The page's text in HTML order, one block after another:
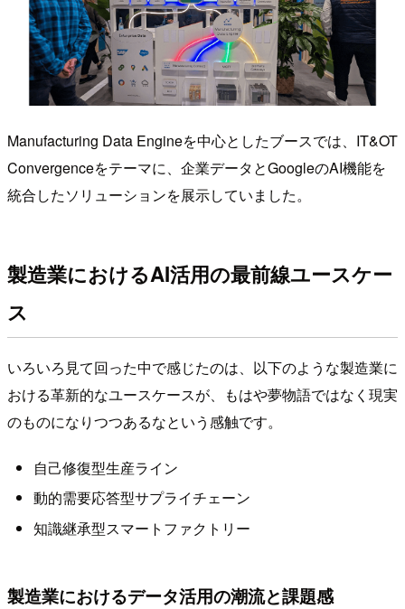
Manufacturing Data Engineを中心としたブースでは、IT&OT
Convergenceをテーマに、企業データとGoogleのAI機能を
統合したソリューションを展示していました。
製造業におけるAI活用の最前線ユースケー
ス
いろいろ見て回った中で感じたのは、以下のような製造業に
おける革新的なユースケースが、もはや夢物語ではなく現実
のものになりつつあるなという感触です。
自己修復型生産ライン
動的需要応答型サプライチェーン
知識継承型スマートファクトリー
製造業におけるデータ活用の潮流と課題感